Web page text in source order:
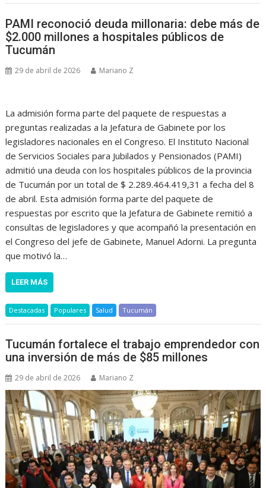
PAMI reconoció deuda millonaria: debe más de
$2.000 millones a hospitales públicos de
Tucumán
29 de abril de 2026 Mariano Z
La admisión forma parte del paquete de respuestas a
preguntas realizadas a la Jefatura de Gabinete por los
legisladores nacionales en el Congreso. El Instituto Nacional
de Servicios Sociales para Jubilados y Pensionados (PAMI)
admitió una deuda con los hospitales públicos de la provincia
de Tucumán por un total de $ 2.289.464.419,31 a fecha del 8
de abril. Esta admisión forma parte del paquete de
respuestas por escrito que la Jefatura de Gabinete remitió a
consultas de legisladores y que acompañó la presentación en
el Congreso del jefe de Gabinete, Manuel Adorni. La pregunta
que motivó la…
LEER MÁS
Destacadas Populares Salud Tucumán
Tucumán fortalece el trabajo emprendedor con
una inversión de más de $85 millones
29 de abril de 2026 Mariano Z